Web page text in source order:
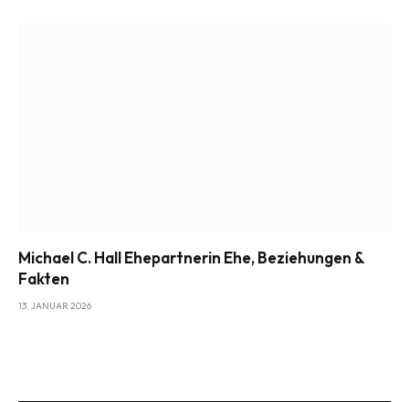
Michael C. Hall Ehepartnerin Ehe, Beziehungen &
Fakten
13. JANUAR 2026